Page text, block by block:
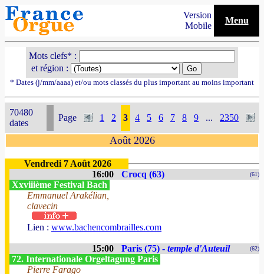
Version
Mobile
Menu
Mots clefs* :
et région :
* Dates (j/mm/aaaa) et/ou mots classés du plus important au moins important
70480
dates
Page 1 2 3 4 5 6 7 8 9 ... 2350
Août 2026
Vendredi 7 Août 2026
16:00
Crocq (63) (61)
Xxviiième Festival Bach
Emmanuel Arakélian,
clavecin
Lien : www.bachencombrailles.com
15:00 Paris (75) - temple d'Auteuil (62)
72. Internationale Orgeltagung Paris
Pierre Farago